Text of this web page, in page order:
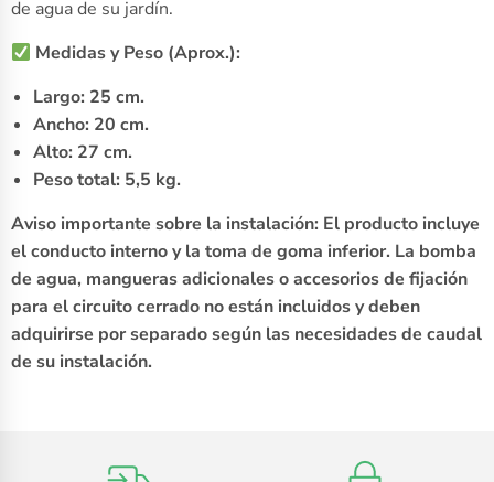
de agua de su jardín.
Medidas y Peso (Aprox.):
Largo: 25 cm.
Ancho: 20 cm.
Alto: 27 cm.
Peso total: 5,5 kg.
Aviso importante sobre la instalación: El producto incluye
el conducto interno y la toma de goma inferior. La bomba
de agua, mangueras adicionales o accesorios de fijación
para el circuito cerrado no están incluidos y deben
adquirirse por separado según las necesidades de caudal
de su instalación.